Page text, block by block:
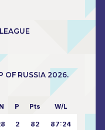
OF RUSSIA 2026.
P Pts W/L
2 82 87:24